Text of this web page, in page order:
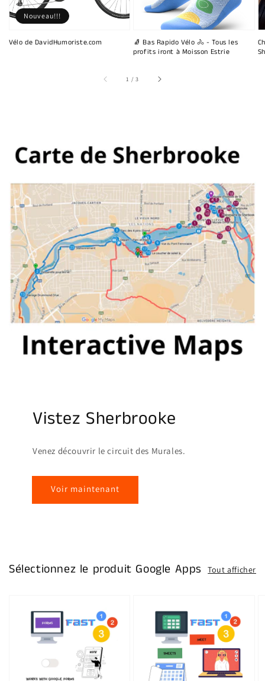
Vélo de DavidHumoriste.com
Nouveau!!!
🧦 Bas Rapido Vélo 🚴 - Tous les
profits iront à Moisson Estrie
1 /sur
3
Vistez Sherbrooke
Venez découvrir le circuit des Murales.
Voir maintenant
Sélectionnez le produit Google Apps Tout afficher